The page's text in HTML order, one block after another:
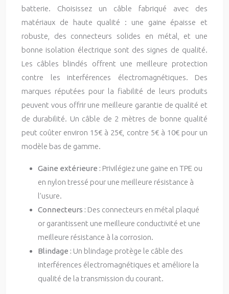
batterie. Choisissez un câble fabriqué avec des
matériaux de haute qualité : une gaine épaisse et
robuste, des connecteurs solides en métal, et une
bonne isolation électrique sont des signes de qualité.
Les câbles blindés offrent une meilleure protection
contre les interférences électromagnétiques. Des
marques réputées pour la fiabilité de leurs produits
peuvent vous offrir une meilleure garantie de qualité et
de durabilité. Un câble de 2 mètres de bonne qualité
peut coûter environ 15€ à 25€, contre 5€ à 10€ pour un
modèle bas de gamme.
Gaine extérieure : Privilégiez une gaine en TPE ou
en nylon tressé pour une meilleure résistance à
l’usure.
Connecteurs : Des connecteurs en métal plaqué
or garantissent une meilleure conductivité et une
meilleure résistance à la corrosion.
Blindage : Un blindage protège le câble des
interférences électromagnétiques et améliore la
qualité de la transmission du courant.